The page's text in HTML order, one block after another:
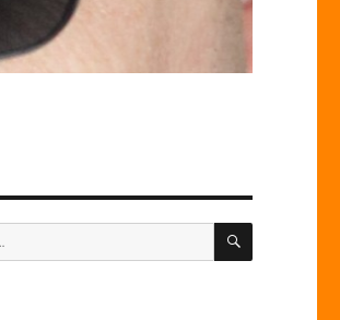
SUCHEN